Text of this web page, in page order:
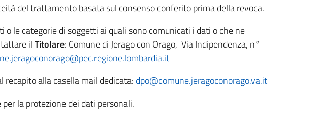
del trattamento basata sul consenso conferito prima della revoca.
le categorie di soggetti ai quali sono comunicati i dati o che ne
ilTitolare: Comune di Jerago con Orago, Via Indipendenza, n°
recapito alla casella mail dedicata: dpo@comune.jeragoconorago.va.it
la protezione dei dati personali.